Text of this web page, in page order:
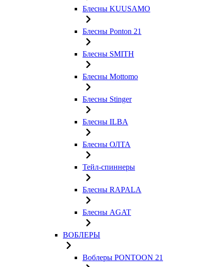
Блесны KUUSAMO
Блесны Ponton 21
Блесны SMITH
Блесны Mottomo
Блесны Stinger
Блесны ILBA
Блесны ОЛТА
Тейл-спиннеры
Блесны RAPALA
Блесны AGAT
ВОБЛЕРЫ
Воблеры PONTOON 21